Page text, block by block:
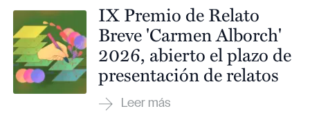
IX Premio de Relato
Breve 'Carmen Alborch'
2026, abierto el plazo de
presentación de relatos